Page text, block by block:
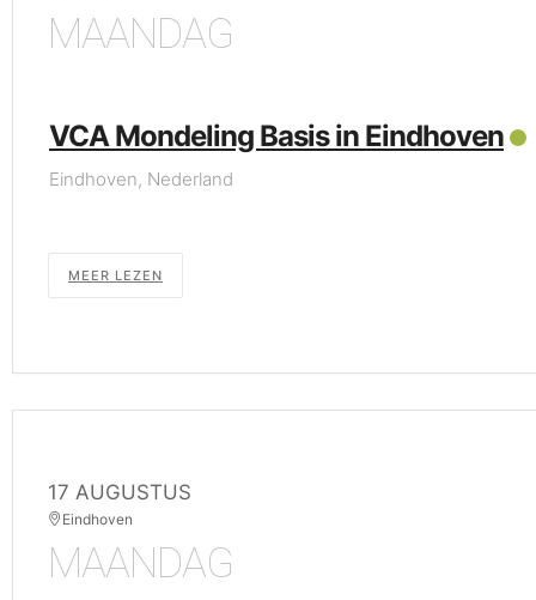
MAANDAG
VCA Mondeling Basis in Eindhoven
Eindhoven, Nederland
MEER LEZEN
17 AUGUSTUS
Eindhoven
MAANDAG